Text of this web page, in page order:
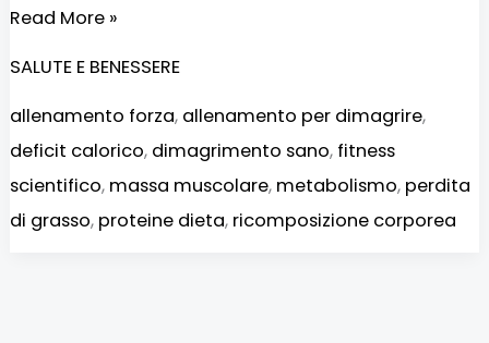
Read More »
SALUTE E BENESSERE
allenamento forza, allenamento per dimagrire,
deficit calorico, dimagrimento sano, fitness
scientifico, massa muscolare, metabolismo, perdita
di grasso, proteine dieta, ricomposizione corporea